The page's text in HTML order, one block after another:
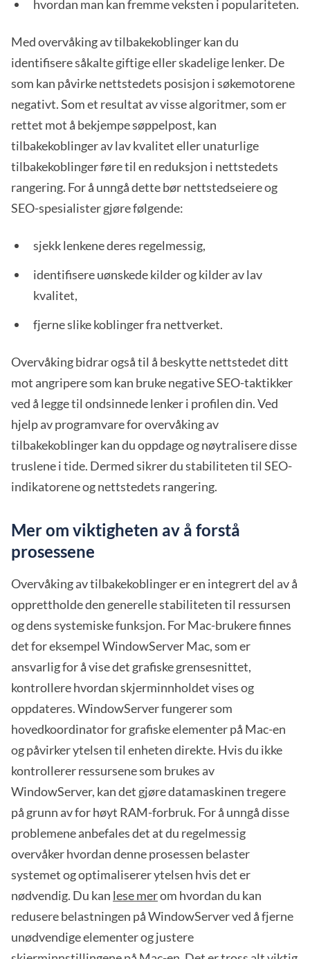
hvordan man kan fremme veksten i populariteten.
Med overvåking av tilbakekoblinger kan du
identifisere såkalte giftige eller skadelige lenker. De
som kan påvirke nettstedets posisjon i søkemotorene
negativt. Som et resultat av visse algoritmer, som er
rettet mot å bekjempe søppelpost, kan
tilbakekoblinger av lav kvalitet eller unaturlige
tilbakekoblinger føre til en reduksjon i nettstedets
rangering. For å unngå dette bør nettstedseiere og
SEO-spesialister gjøre følgende:
sjekk lenkene deres regelmessig,
identifisere uønskede kilder og kilder av lav
kvalitet,
fjerne slike koblinger fra nettverket.
Overvåking bidrar også til å beskytte nettstedet ditt
mot angripere som kan bruke negative SEO-taktikker
ved å legge til ondsinnede lenker i profilen din. Ved
hjelp av programvare for overvåking av
tilbakekoblinger kan du oppdage og nøytralisere disse
truslene i tide. Dermed sikrer du stabiliteten til SEO-
indikatorene og nettstedets rangering.
Mer om viktigheten av å forstå
prosessene
Overvåking av tilbakekoblinger er en integrert del av å
opprettholde den generelle stabiliteten til ressursen
og dens systemiske funksjon. For Mac-brukere finnes
det for eksempel WindowServer Mac, som er
ansvarlig for å vise det grafiske grensesnittet,
kontrollere hvordan skjerminnholdet vises og
oppdateres. WindowServer fungerer som
hovedkoordinator for grafiske elementer på Mac-en
og påvirker ytelsen til enheten direkte. Hvis du ikke
kontrollerer ressursene som brukes av
WindowServer, kan det gjøre datamaskinen tregere
på grunn av for høyt RAM-forbruk. For å unngå disse
problemene anbefales det at du regelmessig
overvåker hvordan denne prosessen belaster
systemet og optimaliserer ytelsen hvis det er
nødvendig. Du kan lese merom hvordan du kan
redusere belastningen på WindowServer ved å fjerne
unødvendige elementer og justere